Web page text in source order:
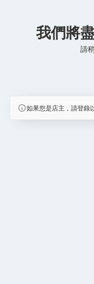
我們將
請
如果您是店主，請登錄